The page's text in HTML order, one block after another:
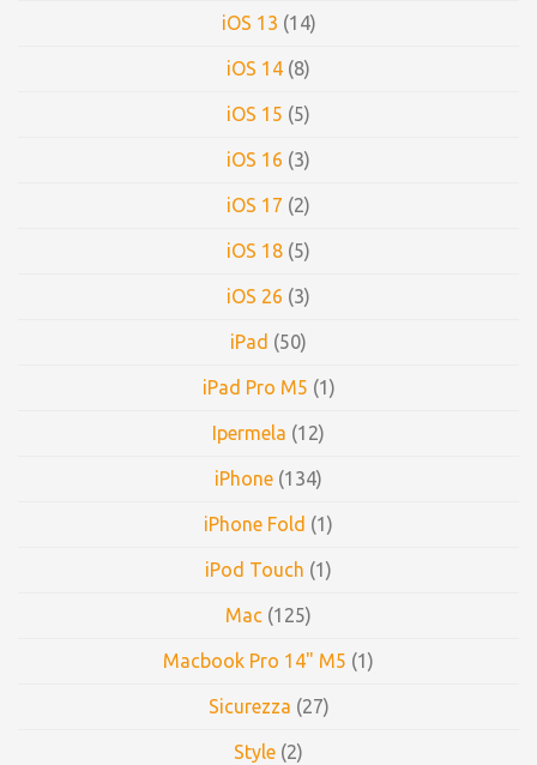
iOS 13 (14)
iOS 14 (8)
iOS 15 (5)
iOS 16 (3)
iOS 17 (2)
iOS 18 (5)
iOS 26 (3)
iPad (50)
iPad Pro M5 (1)
Ipermela (12)
iPhone (134)
iPhone Fold (1)
iPod Touch (1)
Mac (125)
Macbook Pro 14" M5 (1)
Sicurezza (27)
Style (2)